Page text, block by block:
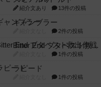
紹介文あり 13件の投稿
ギャンブラー
2件の投稿
Bitter End ブタペスト救出作戦
1件の投稿
ラピード
1件の投稿